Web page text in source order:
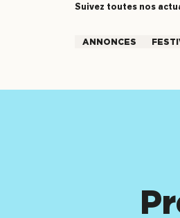
Suivez toutes nos
ANNONCES